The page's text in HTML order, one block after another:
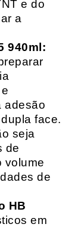
e do
a
940ml:
adesão
face.
seja
de
volume
de
HB
em